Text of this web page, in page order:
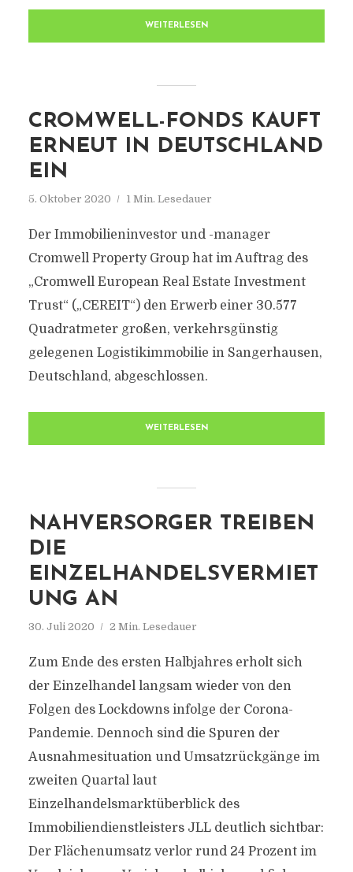
WEITERLESEN
CROMWELL-FONDS KAUFT
ERNEUT IN DEUTSCHLAND
EIN
5. Oktober 2020 1 Min. Lesedauer
Der Immobilieninvestor und -manager
Cromwell Property Group hat im Auftrag des
„Cromwell European Real Estate Investment
Trust“ („CEREIT“) den Erwerb einer 30.577
Quadratmeter großen, verkehrsgünstig
gelegenen Logistikimmobilie in Sangerhausen,
Deutschland, abgeschlossen.
WEITERLESEN
NAHVERSORGER TREIBEN
DIE
EINZELHANDELSVERMIET
UNG AN
30. Juli 2020 2 Min. Lesedauer
Zum Ende des ersten Halbjahres erholt sich
der Einzelhandel langsam wieder von den
Folgen des Lockdowns infolge der Corona-
Pandemie. Dennoch sind die Spuren der
Ausnahmesituation und Umsatzrückgänge im
zweiten Quartal laut
Einzelhandelsmarktüberblick des
Immobiliendienstleisters JLL deutlich sichtbar:
Der Flächenumsatz verlor rund 24 Prozent im